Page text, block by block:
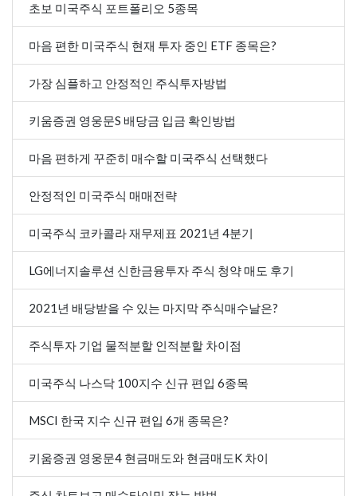
초보 미국주식 포트폴리오 5종목
마음 편한 미국주식 현재 투자 중인 ETF 종목은?
가장 심플하고 안정적인 주식투자방법
키움증권 영웅문S 배당금 입금 확인방법
마음 편하게 꾸준히 매수할 미국주식 선택했다
안정적인 미국주식 매매전략
미국주식 코카콜라 재무제표 2021년 4분기
LG에너지솔루션 신한금융투자 주식 청약 매도 후기
2021년 배당받을 수 있는 마지막 주식매수날은?
주식투자 기업 물적분할 인적분할 차이점
미국주식 나스닥 100지수 신규 편입 6종목
MSCI 한국 지수 신규 편입 6개 종목은?
키움증권 영웅문4 현금매도와 현금매도K 차이